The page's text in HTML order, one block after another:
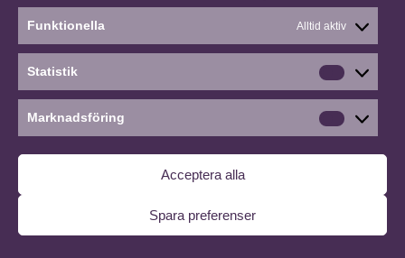
Funktionella Alltid aktiv
Statistik
Statistik
Marknadsföring
Acceptera alla
Spara preferenser